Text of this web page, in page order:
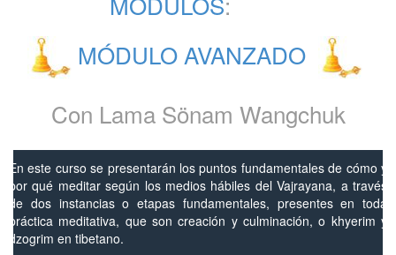
MÓDULO AVANZADO
Con Lama Sönam Wangchuk
En este curso se presentarán los puntos fundamentales de cómo y
por qué meditar según los medios hábiles del Vajrayana, a través
de dos instancias o etapas fundamentales, presentes en toda
práctica meditativa, que son creación y culminación, o khyerim y
dzogrim en tibetano.